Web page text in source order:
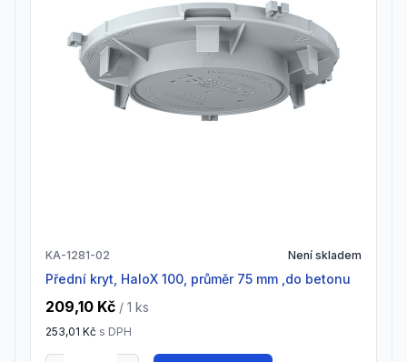
KA-1281-02 Není skladem
Přední kryt, HaloX 100, průměr 75 mm ,do betonu
209,10 Kč / 1 ks
253,01 Kč s DPH